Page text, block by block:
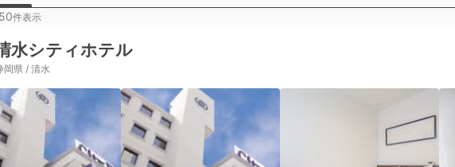
件表示
水シティホテル
岡県 / 清水